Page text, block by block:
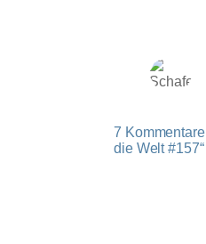
7
die Welt #157“